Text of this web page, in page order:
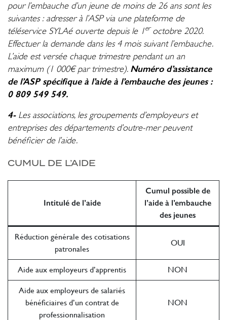
pour l’embauche d’un jeune de moins de 26 ans sont les
suivantes : adresser à l’ASP via une plateforme de
téléservice SYLAé ouverte depuis le 1eroctobre 2020.
Effectuer la demande dans les 4 mois suivant l’embauche.
L’aide est versée chaque trimestre pendant un an
maximum (1 000€ par trimestre). Numéro d’assistance
de l’ASP spécifique à l’aide à l’embauche des jeunes :
0 809 549 549.
4-Les associations, les groupements d’employeurs et
entreprises des départements d’outre-mer peuvent
bénéficier de l’aide.
CUMUL DE L’AIDE
Intitulé de l’aide
Cumul possible de
l’aide à l’embauche
des jeunes
Réduction générale des cotisations
patronales
OUI
Aide aux employeurs d’apprentis NON
Aide aux employeurs de salariés
bénéficiaires d’un contrat de
professionnalisation
NON